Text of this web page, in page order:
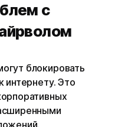
с
блокировать
интернету. Это